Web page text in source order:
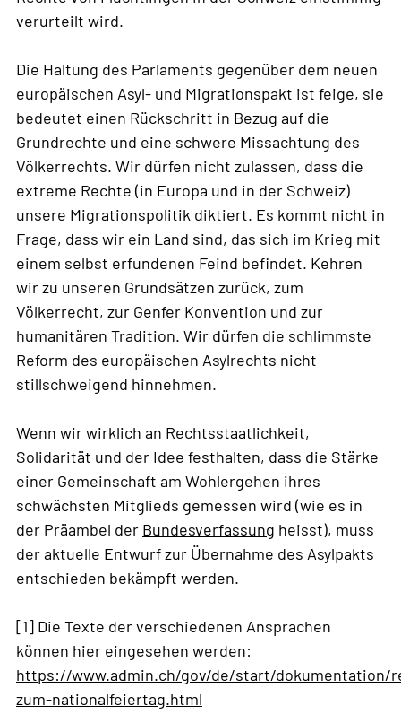
verurteilt wird.
Die Haltung des Parlaments gegenüber dem neuen
europäischen Asyl- und Migrationspakt ist feige, sie
bedeutet einen Rückschritt in Bezug auf die
Grundrechte und eine schwere Missachtung des
Völkerrechts. Wir dürfen nicht zulassen, dass die
extreme Rechte (in Europa und in der Schweiz)
unsere Migrationspolitik diktiert. Es kommt nicht in
Frage, dass wir ein Land sind, das sich im Krieg mit
einem selbst erfundenen Feind befindet. Kehren
wir zu unseren Grundsätzen zurück, zum
Völkerrecht, zur Genfer Konvention und zur
humanitären Tradition. Wir dürfen die schlimmste
Reform des europäischen Asylrechts nicht
stillschweigend hinnehmen.
Wenn wir wirklich an Rechtsstaatlichkeit,
Solidarität und der Idee festhalten, dass die Stärke
einer Gemeinschaft am Wohlergehen ihres
schwächsten Mitglieds gemessen wird (wie es in
der Präambel der Bundesverfassung heisst), muss
der aktuelle Entwurf zur Übernahme des Asylpakts
entschieden bekämpft werden.
[1] Die Texte der verschiedenen Ansprachen
können hier eingesehen werden:
https://www.admin.ch/gov/de/start/dokumentation/
zum-nationalfeiertag.html